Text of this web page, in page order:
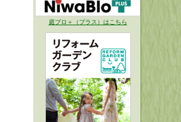
庭ブロ＋（プラス）はこちら